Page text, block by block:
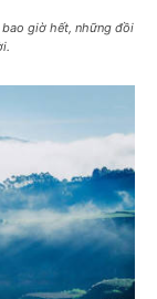
bao giờ hết, những đồi